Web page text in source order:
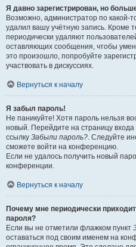
Я давно зарегистрирован, но
Возможно, администратор по какой-
удалил вашу учётную запись. Кроме
периодически удаляют
оставляющих сообщения, чтобы
это произошло, попробуйте
участвовать в дискуссиях.
Вернуться к началу
Я забыл пароль!
Не паникуйте! Хотя пароль нельзя
новый. Перейдите на страницу
ссылку Забыли пароль?. Следуйте
сможете войти на конференцию.
Если не удалось получить новый
конференции.
Вернуться к началу
Почему мне периодически
пароля?
Если вы не отметили флажком пункт
оставаться под своим именем на